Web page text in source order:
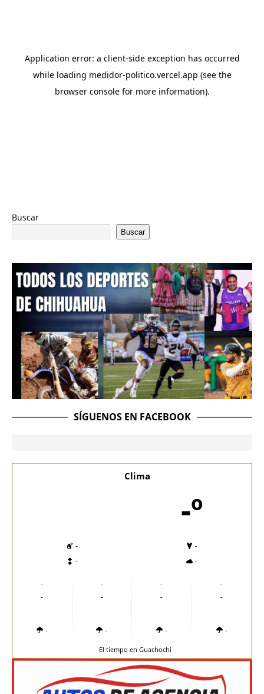
Buscar
Buscar
SÍGUENOS EN FACEBOOK
Clima
-º
-
-
-
-
-
-
-
-
-
-
-
-
-
-
-
-
El tiempo en Guachochi